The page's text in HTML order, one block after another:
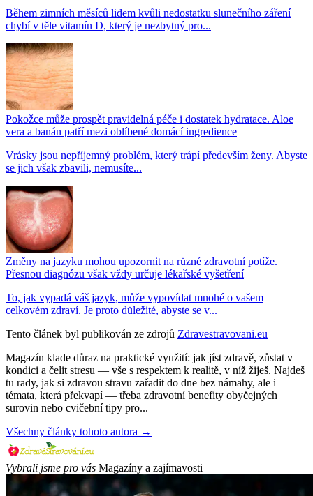
Během zimních měsíců lidem kvůli nedostatku slunečního záření
chybí v těle vitamín D, který je nezbytný pro...
Pokožce může prospět pravidelná péče i dostatek hydratace. Aloe
vera a banán patří mezi oblíbené domácí ingredience
Vrásky jsou nepříjemný problém, který trápí především ženy. Abyste
se jich však zbavili, nemusíte...
Změny na jazyku mohou upozornit na různé zdravotní potíže.
Přesnou diagnózu však vždy určuje lékařské vyšetření
To, jak vypadá váš jazyk, může vypovídat mnohé o vašem
celkovém zdraví. Je proto důležité, abyste se v...
Tento článek byl publikován ze zdrojů Zdravestravovani.eu
Magazín klade důraz na praktické využití: jak jíst zdravě, zůstat v
kondici a čelit stresu — vše s respektem k realitě, v níž žiješ. Najdeš
tu rady, jak si zdravou stravu zařadit do dne bez námahy, ale i
témata, která překvapí — třeba zdravotní benefity obyčejných
surovin nebo cvičební tipy pro...
Všechny články tohoto autora →
Vybrali jsme pro vás Magazíny a zajímavosti